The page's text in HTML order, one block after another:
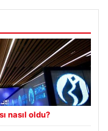
nasıl oldu?